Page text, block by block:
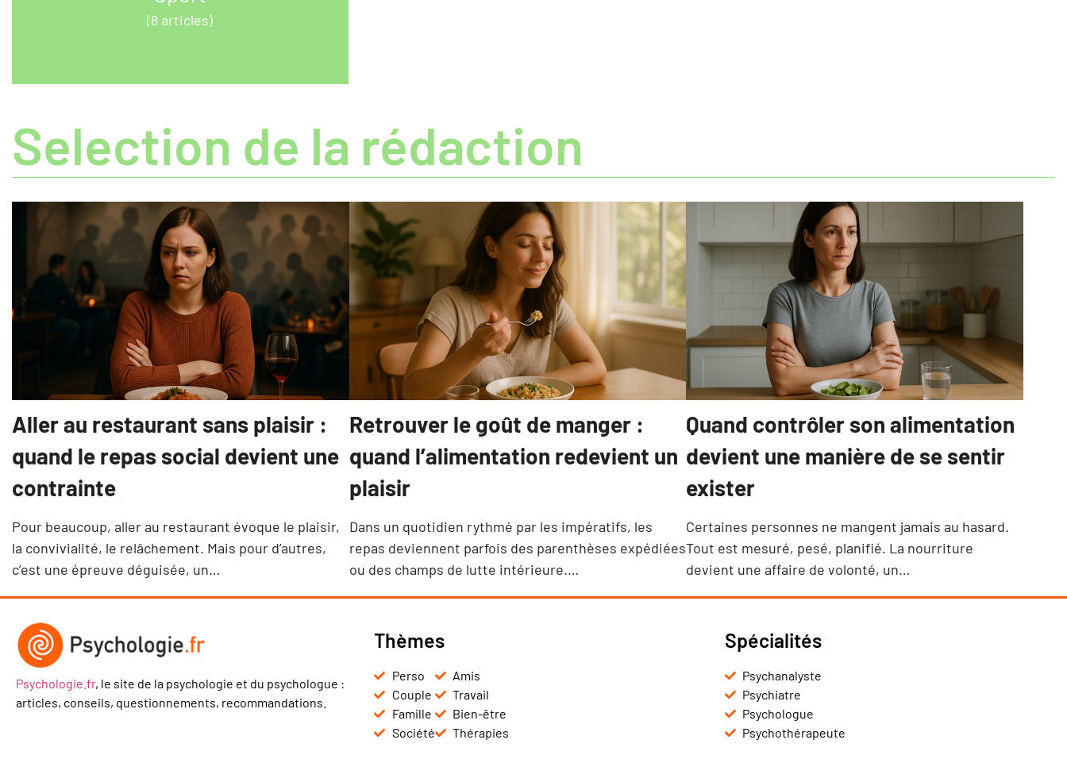
(8 articles)
Selection de la rédaction
Aller au restaurant sans plaisir :
quand le repas social devient une
contrainte
Pour beaucoup, aller au restaurant évoque le plaisir,
la convivialité, le relâchement. Mais pour d’autres,
c’est une épreuve déguisée, un…
Retrouver le goût de manger :
quand l’alimentation redevient un
plaisir
Dans un quotidien rythmé par les impératifs, les
repas deviennent parfois des parenthèses expédiées
ou des champs de lutte intérieure.…
Quand contrôler son alimentation
devient une manière de se sentir
exister
Certaines personnes ne mangent jamais au hasard.
Tout est mesuré, pesé, planifié. La nourriture
devient une affaire de volonté, un…
Psychologie.fr, le site de la psychologie et du psychologue :
articles, conseils, questionnements, recommandations.
Thèmes
Perso
Couple
Famille
Société
Amis
Travail
Bien-être
Thérapies
Spécialités
Psychanalyste
Psychiatre
Psychologue
Psychothérapeute